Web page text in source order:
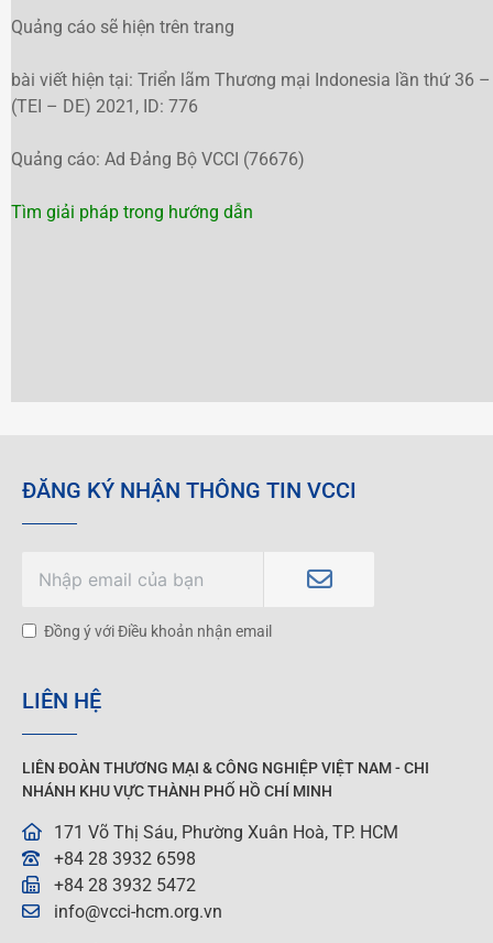
Quảng cáo sẽ hiện trên trang
bài viết hiện tại: Triển lãm Thương mại Indonesia lần thứ 36
(TEI – DE) 2021, ID: 776
Quảng cáo: Ad Đảng Bộ VCCI (76676)
Tìm giải pháp trong hướng dẫn
ĐĂNG KÝ NHẬN THÔNG TIN VCCI
Đồng ý với Điều khoản nhận email
LIÊN HỆ
LIÊN ĐOÀN THƯƠNG MẠI &CÔNG NGHIỆPVIỆT NAM - CHI
NHÁNH KHU VỰC THÀNH PHỐ HỒ CHÍ MINH
171 Võ Thị Sáu, Phường Xuân Hoà, TP. HCM
+84 28 3932 6598
+84 28 3932 5472
info@vcci-hcm.org.vn